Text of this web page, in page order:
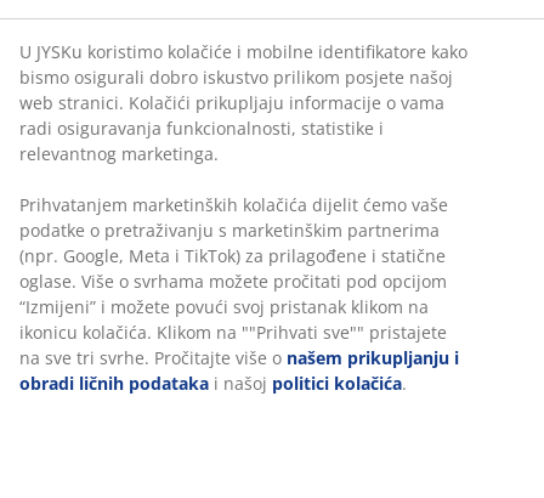
Inspiracija za boje MIDSOMMERA dolazi
kombinovanjem stila 70-ih godina i perioda
Skandinavskog ljeta. Za sve nostalgične, MAIGULL
je savršena dekoracija.Ukrasni jastukKUGLEASK
njegov cvjetni oblik vas vraćaju u jednostavnija
Bitan dio trenda su takođe i terakota boja, te žuta i
divlje zelena boja koje stvaraju prekrasne dodatke i
privlače pažnju.KorpeTHERMANsu najbolji primjer
toga.
U JYSKu koristimo kolačiće i mobilne identifikatore kako
bismo osigurali dobro iskustvo prilikom posjete našoj
web stranici. Kolačići prikupljaju informacije o vama
radi osiguravanja funkcionalnosti, statistike i
relevantnog marketinga.
Prihvatanjem marketinških kolačića dijelit ćemo vaše
podatke o pretraživanju s marketinškim partnerima
(npr. Google, Meta i TikTok) za prilagođene i statične
oglase. Više o svrhama možete pročitati pod opcijom
“Izmijeni” i možete povući svoj pristanak klikom na
ikonicu kolačića. Klikom na ""Prihvati sve"" pristajete
na sve tri svrhe. Pročitajte više o našem prikupljanju i
obradi ličnih podataka i našoj politici kolačića.